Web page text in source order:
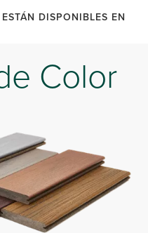
DISPONIBLES EN
Color